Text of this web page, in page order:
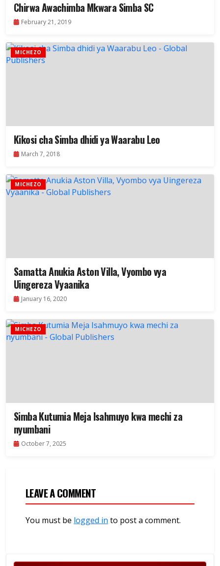
Chirwa Awachimba Mkwara Simba SC
February 21, 2019
MICHEZO
Kikosi cha Simba dhidi ya Waarabu Leo
March 7, 2018
MICHEZO
Samatta Anukia Aston Villa, Vyombo vya
Uingereza Vyaanika
January 16, 2020
MICHEZO
Simba Kutumia Meja Isahmuyo kwa mechi za
nyumbani
October 7, 2025
LEAVE A COMMENT
You must be logged in to post a comment.